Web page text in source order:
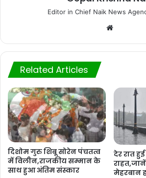
Editor in Chief Naik News
Related Articles
दिशोम गुरु शिबू सोरेन पंचतत्व
में विलीन,राजकीय सम्मान के
साथ हुआ अंतिम संस्कार
देर रात
मेहरबान